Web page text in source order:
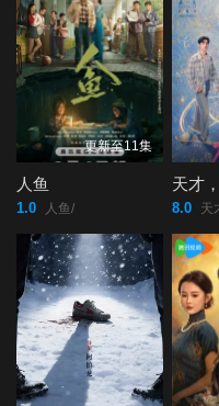
更新至11集
人鱼
1.0 人鱼/
天才
8.0 天